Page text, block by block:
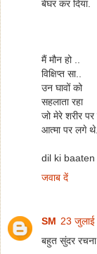
बेघर कर दिया.
मैं मौन हो ..
विक्षिप्त सा..
उन घावों को
सहलाता रहा
जो मेरे शरीर पर
आत्मा पर लगे थे.
dil ki
जवाब दें
SM 23
बहुत सुंदर रचना